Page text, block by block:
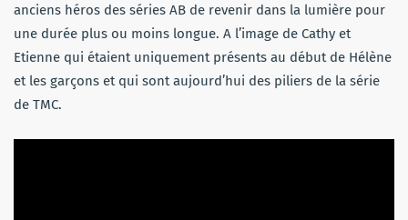
anciens héros des séries AB de revenir dans la lumière pour
une durée plus ou moins longue. A l’image de Cathy et
Etienne qui étaient uniquement présents au début de Hélène
et les garçons et qui sont aujourd’hui des piliers de la série
de TMC.